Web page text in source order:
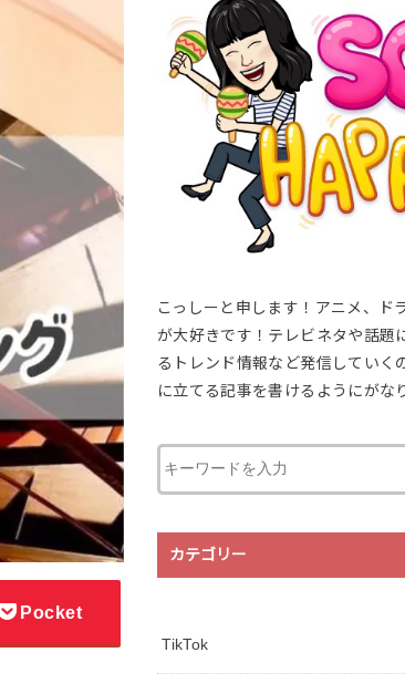
Pocket
こっしーと申します！アニメ、ド
が大好きです！テレビネタや話題
るトレンド情報など発信していく
に立てる記事を書けるようにがな
カテゴリー
TikTok